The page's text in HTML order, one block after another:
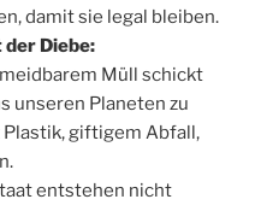
damit sie legal bleiben.
der Diebe:
Müll schickt
unseren Planeten zu
giftigem Abfall,
entstehen nicht